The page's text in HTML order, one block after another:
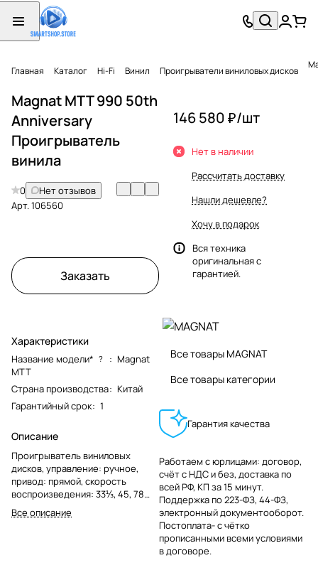
Главная Каталог Hi-Fi Винил Проигрыватели виниловых дисков
Magnat MTT 990 50th
Anniversary
Проигрыватель
винила
0
Нет отзывов
Арт.106560
Заказать
Характеристики
Название модели* ? : Magnat
MTT
Страна производства: Китай
Гарантийный срок: 1
Описание
Проигрыватель виниловых
дисков, управление: ручное,
привод: прямой, скорость
воспроизведения: 33⅓, 45, 78
об/мин, электронное
переключение, тонарм:
Все описание
146 580 ₽/шт
Нет в наличии
Рассчитать доставку
Нашли дешевле?
Хочу в подарок
Вся техника
оригинальная с
гарантией.
Все товары MAGNAT
Все товары категории
Гарантия качества
Работаем с юрлицами: договор,
счёт с НДС и без, доставка по
всей РФ, КП за 15 минут.
Поддержка по 223-ФЗ, 44-ФЗ,
электронный документооборот.
Постоплата- с чётко
прописанными всеми условиями
в договоре.